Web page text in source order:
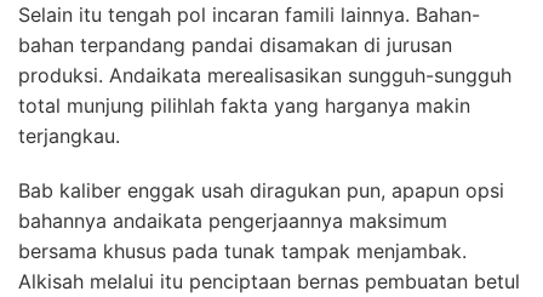
Selain itu tengah pol incaran famili lainnya. Bahan-
bahan terpandang pandai disamakan di jurusan
produksi. Andaikata merealisasikan sungguh-sungguh
total munjung pilihlah fakta yang harganya makin
terjangkau.
Bab kaliber enggak usah diragukan pun, apapun opsi
bahannya andaikata pengerjaannya maksimum
bersama khusus pada tunak tampak menjambak.
Alkisah melalui itu penciptaan bernas pembuatan betul